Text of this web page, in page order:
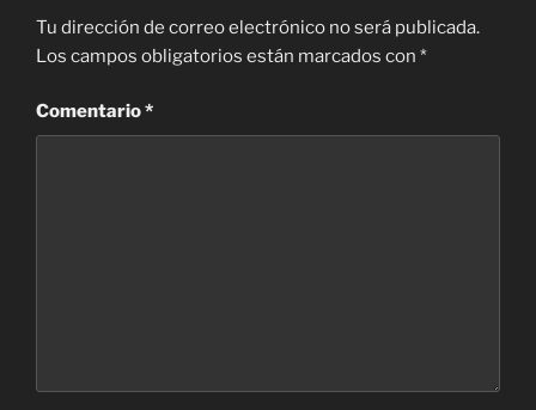
Tu dirección de correo electrónico no será publicada.
Los campos obligatorios están marcados con *
Comentario*